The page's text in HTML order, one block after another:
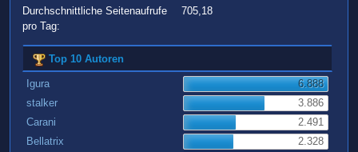
Durchschnittliche Seitenaufrufe
pro Tag:
705,18
Top 10 Autoren
Igura
6.888
stalker
3.886
Carani
2.491
Bellatrix
2.328